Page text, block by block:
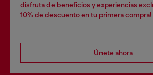
disfruta de beneficios y experiencias
10% de descuento en tu primera compra!
Únete ahora